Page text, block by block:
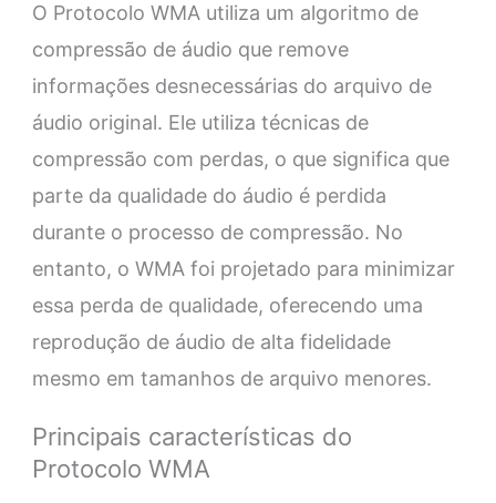
O Protocolo WMA utiliza um algoritmo de
compressão de áudio que remove
informações desnecessárias do arquivo de
áudio original. Ele utiliza técnicas de
compressão com perdas, o que significa que
parte da qualidade do áudio é perdida
durante o processo de compressão. No
entanto, o WMA foi projetado para minimizar
essa perda de qualidade, oferecendo uma
reprodução de áudio de alta fidelidade
mesmo em tamanhos de arquivo menores.
Principais características do
Protocolo WMA